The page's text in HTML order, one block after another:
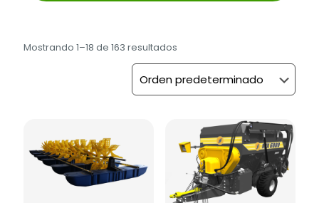
Mostrando 1–18 de 163 resultados